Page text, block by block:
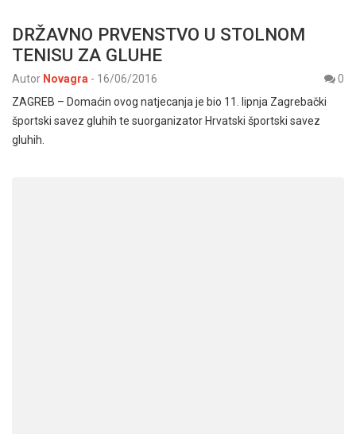
DRŽAVNO PRVENSTVO U STOLNOM
TENISU ZA GLUHE
Autor Novagra - 16/06/2016
0
ZAGREB – Domaćin ovog natjecanja je bio 11. lipnja Zagrebački
športski savez gluhih te suorganizator Hrvatski športski savez
gluhih.